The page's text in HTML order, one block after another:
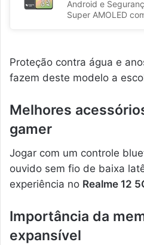
Android e
Super AMOLED
Proteção contra água e
fazem deste modelo a
Melhores
gamer
Jogar com um controle
ouvido sem fio de baixa
experiência no Realme 12
Importância da
expansível